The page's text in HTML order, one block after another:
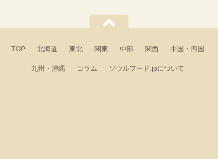
TOP 北海道 東北 関東 中部 関西 中国・四国
九州・沖縄 コラム ソウルフード.jpについて